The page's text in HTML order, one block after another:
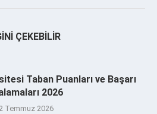
ÇEKEBILIR
Taban Puanları ve Başarı
2026
Temmuz 2026